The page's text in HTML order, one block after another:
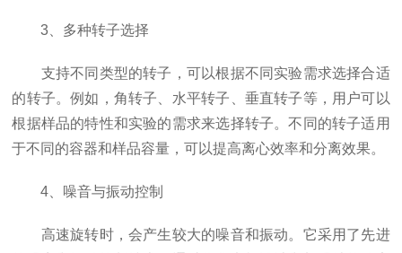
3、多种转子选择
支持不同类型的转子，可以根据不同实验需求选择合适
的转子。例如，角转子、水平转子、垂直转子等，用户可以
根据样品的特性和实验的需求来选择转子。不同的转子适用
于不同的容器和样品容量，可以提高离心效率和分离效果。
4、噪音与振动控制
高速旋转时，会产生较大的噪音和振动。它采用了先进